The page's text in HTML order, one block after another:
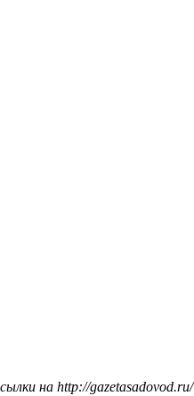
на http://gazetasadovod.ru/